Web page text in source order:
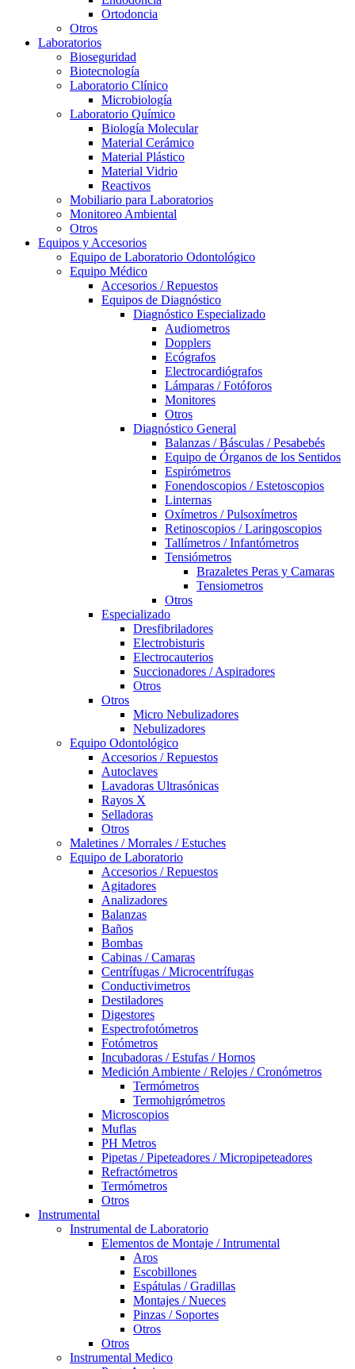
Ortodoncia
Otros
Laboratorios
Bioseguridad
Biotecnología
Laboratorio Clínico
Microbiología
Laboratorio Químico
Biología Molecular
Material Cerámico
Material Plástico
Material Vidrio
Reactivos
Mobiliario para Laboratorios
Monitoreo Ambiental
Otros
Equipos y Accesorios
Equipo de Laboratorio Odontológico
Equipo Médico
Accesorios / Repuestos
Equipos de Diagnóstico
Diagnóstico Especializado
Audiometros
Dopplers
Ecógrafos
Electrocardiógrafos
Lámparas / Fotóforos
Monitores
Otros
Diagnóstico General
Balanzas / Básculas / Pesabebés
Equipo de Órganos de los Sentidos
Espirómetros
Fonendoscopios / Estetoscopios
Linternas
Oxímetros / Pulsoxímetros
Retinoscopios / Laringoscopios
Tallímetros / Infantómetros
Tensiómetros
Brazaletes Peras y Camaras
Tensiometros
Otros
Especializado
Dresfibriladores
Electrobisturis
Electrocauterios
Succionadores / Aspiradores
Otros
Otros
Micro Nebulizadores
Nebulizadores
Equipo Odontológico
Accesorios / Repuestos
Autoclaves
Lavadoras Ultrasónicas
Rayos X
Selladoras
Otros
Maletines / Morrales / Estuches
Equipo de Laboratorio
Accesorios / Repuestos
Agitadores
Analizadores
Balanzas
Baños
Bombas
Cabinas / Camaras
Centrífugas / Microcentrífugas
Conductivimetros
Destiladores
Digestores
Espectrofotómetros
Fotómetros
Incubadoras / Estufas / Hornos
Medición Ambiente / Relojes / Cronómetros
Termómetros
Termohigrómetros
Microscopios
Muflas
PH Metros
Pipetas / Pipeteadores / Micropipeteadores
Refractómetros
Termómetros
Otros
Instrumental
Instrumental de Laboratorio
Elementos de Montaje / Intrumental
Aros
Escobillones
Espátulas / Gradillas
Montajes / Nueces
Pinzas / Soportes
Otros
Otros
Instrumental Medico